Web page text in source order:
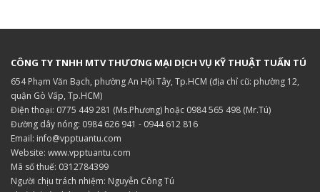
CÔNG TY TNHH MTV THƯƠNG MẠI DỊCH VỤ KỸ THUẬT TUẤN TÚ
654 Phạm Văn Bạch, phường An Hội Tây, Tp.HCM (địa chỉ cũ: phường 12,
quận Gò Vấp, Tp.HCM)
Điện thoại: 0775 449 281 (Ms.Phương) hoặc 0984 565 498 (Mr.Tú)
Đường dây nóng: 0984 626 941 - 0944 612 816
Email: info@vpptuantu.com
Website: www.vpptuantu.com
Mã số thuế: 0312784399
Người chịu trách nhiệm: Nguyễn Công Tú